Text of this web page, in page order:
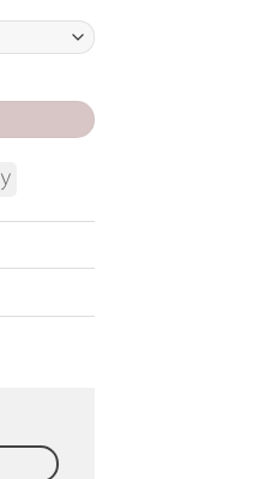
Apple